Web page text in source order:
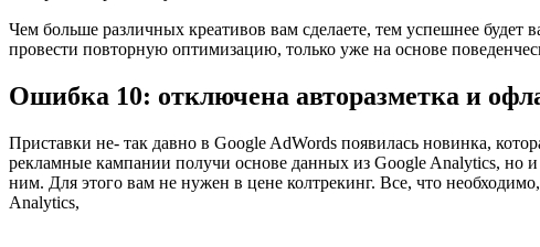
Чем больше различных креативов вам сделаете, тем успешнее
провести повторную оптимизацию, только уже на основе
Ошибка 10: отключена авторазметка и
Приставки не- так давно в Google AdWords появилась новинка,
рекламные кампании получи основе данных из Google Analytics, но
ним. Для этого вам не нужен в цене колтрекинг. Все, что
Analytics,